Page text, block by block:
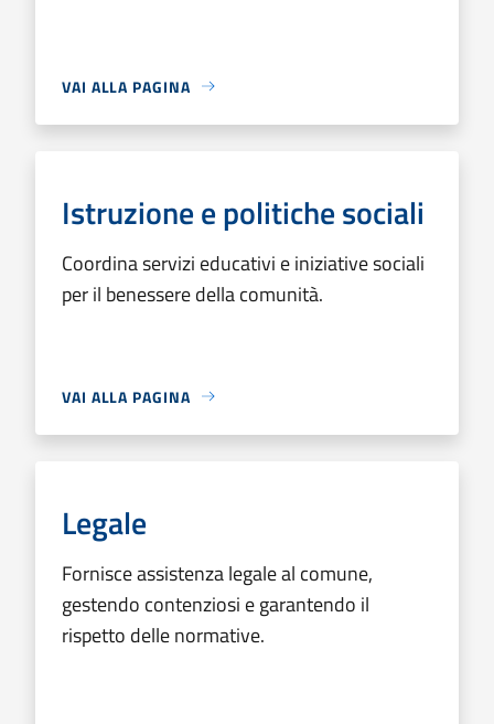
VAI ALLA PAGINA
Istruzione e politiche sociali
Coordina servizi educativi e iniziative sociali
per il benessere della comunità.
VAI ALLA PAGINA
Legale
Fornisce assistenza legale al comune,
gestendo contenziosi e garantendo il
rispetto delle normative.